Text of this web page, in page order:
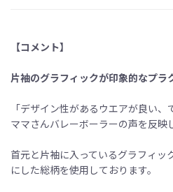
【コメント】
片袖のグラフィックが印象的なプラ
「デザイン性があるウエアが良い
ママさんバレーボーラーの声を反映
首元と片袖に入っているグラフィッ
にした総柄を使用しております。